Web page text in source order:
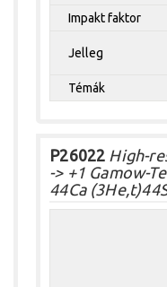
Impakt faktor
Jelleg
Témák
P26022 High-
-> +1 Gamow-
44Ca